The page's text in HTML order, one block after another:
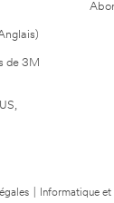
de 3M
Informatique